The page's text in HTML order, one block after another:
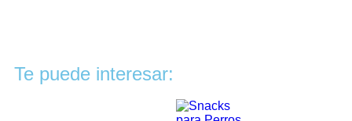
Te puede interesar: